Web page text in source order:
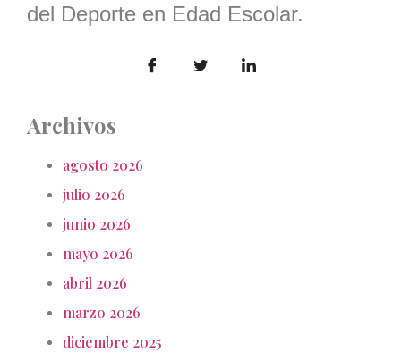
del Deporte en Edad Escolar.
Archivos
agosto 2026
julio 2026
junio 2026
mayo 2026
abril 2026
marzo 2026
diciembre 2025